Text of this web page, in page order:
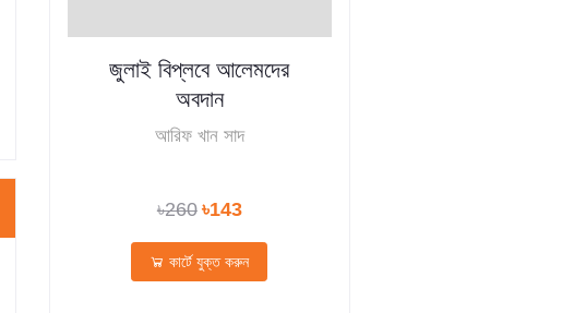
জুলাই বিপ্লবে আলেমদের
অবদান
আরিফ খান সাদ
৳260 ৳143
কার্টে যুক্ত করুন